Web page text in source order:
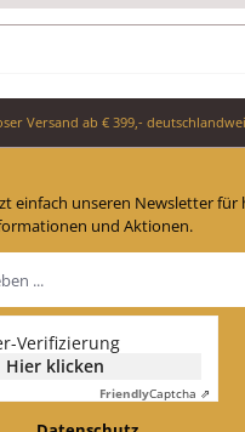
Versand ab € 399,-
einfach unseren Newsletter für
und Aktionen.
Verifizierung
Hier klicken
FriendlyCaptcha ⇗